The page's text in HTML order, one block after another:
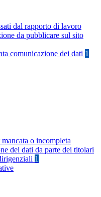
dal rapporto di lavoro
da pubblicare sul sito
comunicazione dei dati 1
o incompleta
dei dati da parte dei titolari
1